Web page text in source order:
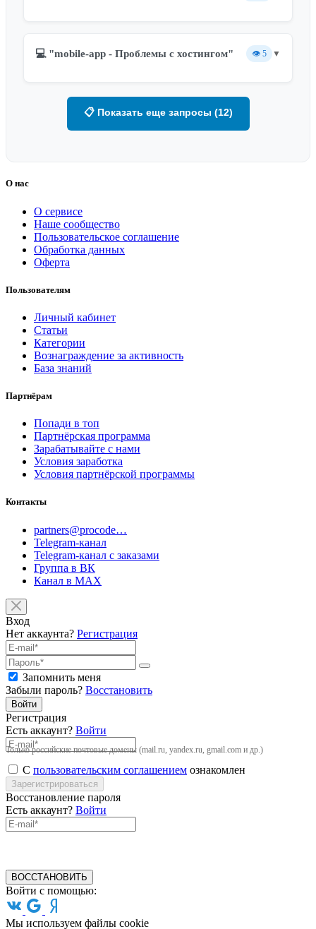
💻 "mobile-app - Проблемы с хостингом" 👁️ 5 ▼
📋 Показать еще запросы (12)
О нас
О сервисе
Наше сообщество
Пользовательское соглашение
Обработка данных
Оферта
Пользователям
Личный кабинет
Статьи
Категории
Вознаграждение за активность
База знаний
Партнёрам
Попади в топ
Партнёрская программа
Зарабатывайте с нами
Условия заработка
Условия партнёрской программы
Контакты
partners@procode…
Telegram-канал
Telegram-канал с заказами
Группа в ВК
Канал в MAX
Вход
Нет аккаунта? Регистрация
Запомнить меня
Забыли пароль? Восстановить
Войти
Регистрация
Есть аккаунт? Войти
Только российские почтовые домены (mail.ru, yandex.ru, gmail.com и др.)
С пользовательским соглашением ознакомлен
Зарегистрироваться
Восстановление пароля
Есть аккаунт? Войти
ВОССТАНОВИТЬ
Войти с помощью:
Мы используем файлы cookie